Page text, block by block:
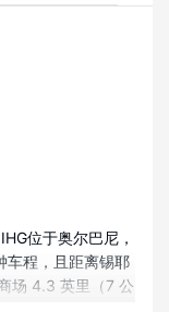
位于奥尔巴尼，
车程，且距离锡耶
场 4.3 英里（7 公